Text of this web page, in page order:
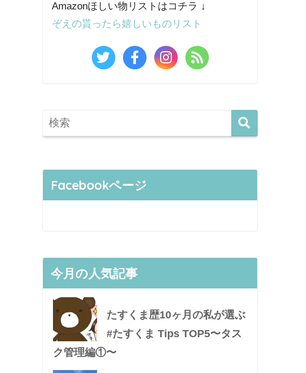
Amazonほしい物リストはコチラ ↓
ぞえの貰ったら嬉しいものリスト
Facebookページ
今月の人気記事
たすくま歴10ヶ月の私が選ぶ
#たすくま Tips TOP5〜タス
ク管理編①〜